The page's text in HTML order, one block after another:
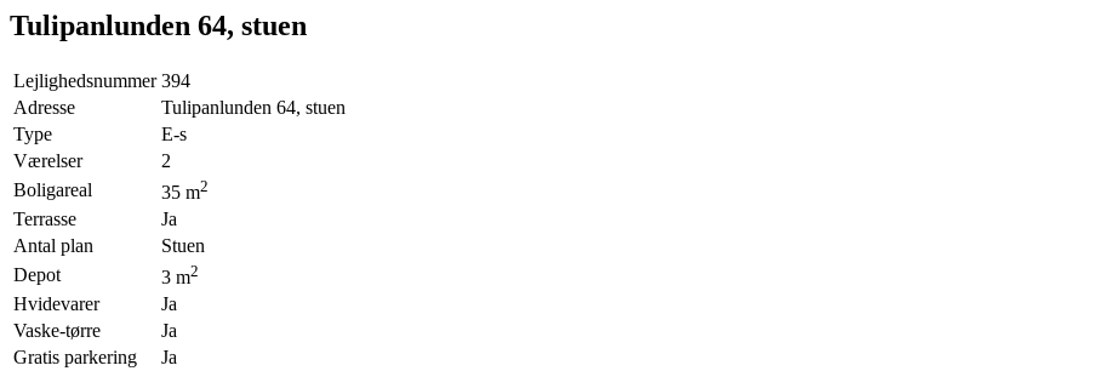
Tulipanlunden 64, stuen
Lejlighedsnummer 394
Adresse
Tulipanlunden 64, stuen
Type
E-s
Værelser
2
Boligareal
35 m2
Terrasse
Ja
Antal plan
Stuen
Depot
3 m2
Hvidevarer
Ja
Vaske-tørre
Ja
Gratis parkering
Ja